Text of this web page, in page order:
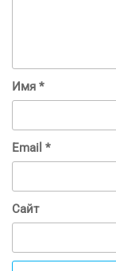
Имя *
Email *
Сайт